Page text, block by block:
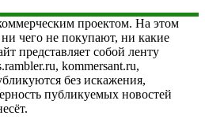
проектом. На этом
чего не покупают, ни какие
представляет собой ленту
kommersant.ru,
без искажения,
публикуемых новостей